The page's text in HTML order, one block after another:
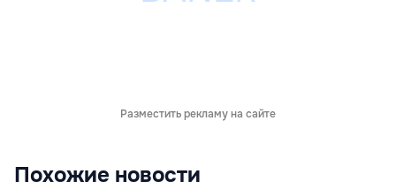
Разместить рекламу на сайте
Похожие новости